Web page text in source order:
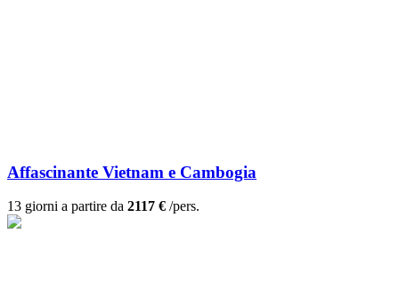
Affascinante Vietnam e Cambogia
13 giorni a partire da 2117 € /pers.